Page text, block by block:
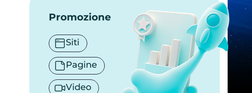
Promozione
Siti
Pagine
Video